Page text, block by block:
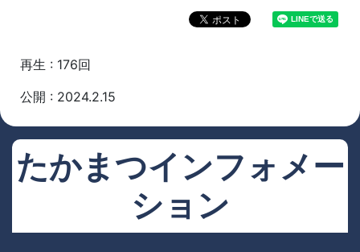
再生 : 176回
公開 : 2024.2.15
たかまつインフォメー
ション